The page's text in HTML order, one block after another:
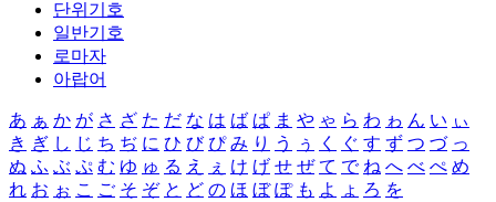
단위기호
일반기호
로마자
아랍어
あ ぁ か が さ ざ た だ な は ば ぱ ま や ゃ ら わ ゎ ん い ぃ
き ぎ し じ ち ぢ に ひ び ぴ み り う ぅ く ぐ す ず つ づ っ
ぬ ふ ぶ ぷ む ゆ ゅ る え ぇ け げ せ ぜ て で ね へ べ ぺ め
れ お ぉ こ ご そ ぞ と ど の ほ ぼ ぽ も よ ょ ろ を